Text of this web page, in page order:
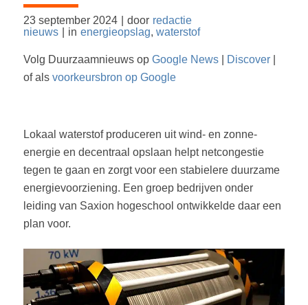
23 september 2024 door redactie
nieuws
in energieopslag, waterstof
Volg Duurzaamnieuws op Google News| Discover|
of als voorkeursbron op Google
Lokaal waterstof produceren uit wind- en zonne-
energie en decentraal opslaan helpt netcongestie
tegen te gaan en zorgt voor een stabielere duurzame
energievoorziening. Een groep bedrijven onder
leiding van Saxion hogeschool ontwikkelde daar een
plan voor.